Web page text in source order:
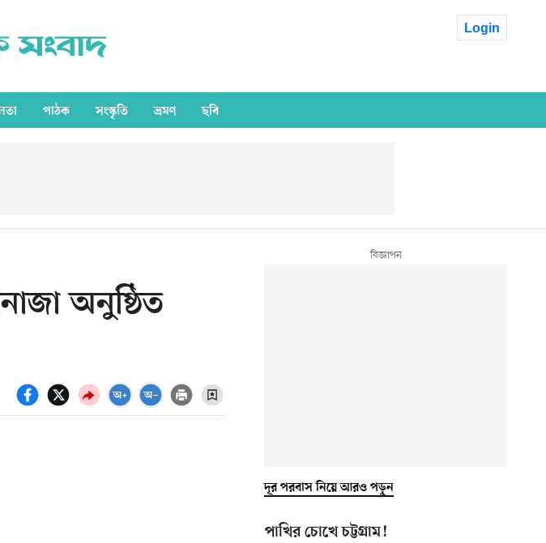
Login
পাঠক সংস্কৃতি ভ্রমণ ছবি
অনুষ্ঠিত
দূর পরবাস নিয়ে আরও পড়ুন
পাখির চোখে চট্টগ্রাম!